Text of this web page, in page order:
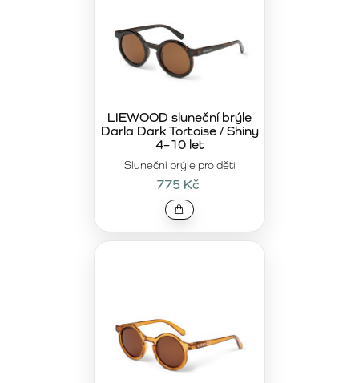
Sluneční brýle pro děti
LIEWOOD sluneční brýle
Darla Dark Tortoise / Shiny
4–10 let
775 Kč